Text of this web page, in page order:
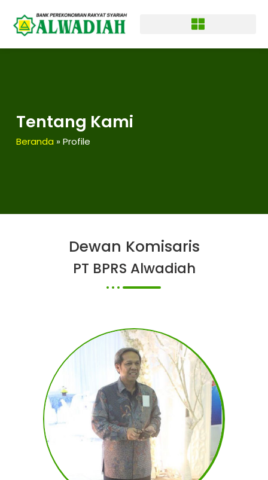
Tentang Kami
Beranda » Profile
Dewan Komisaris
PT BPRS Alwadiah